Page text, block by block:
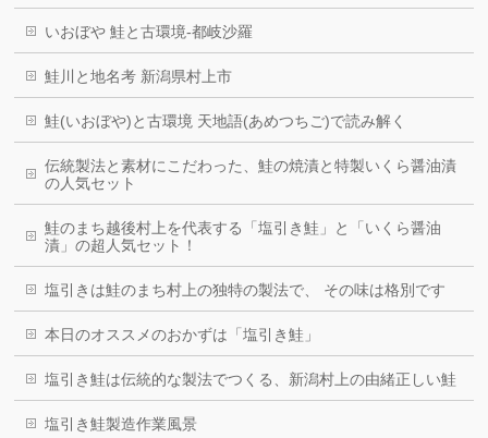
いおぼや 鮭と古環境-都岐沙羅
鮭川と地名考 新潟県村上市
鮭(いおぼや)と古環境 天地語(あめつちご)で読み解く
伝統製法と素材にこだわった、鮭の焼漬と特製いくら醤油漬
の人気セット
鮭のまち越後村上を代表する「塩引き鮭」と「いくら醤油
漬」の超人気セット！
塩引きは鮭のまち村上の独特の製法で、 その味は格別です
本日のオススメのおかずは「塩引き鮭」
塩引き鮭は伝統的な製法でつくる、新潟村上の由緒正しい鮭
塩引き鮭製造作業風景